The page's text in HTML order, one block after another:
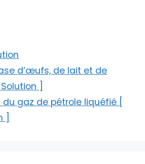
d’œufs, de lait et de
]
gaz de pétrole liquéfié [